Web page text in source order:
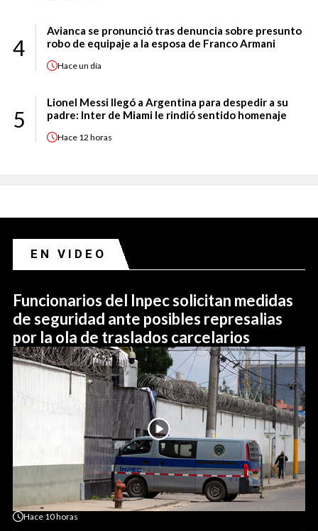
4
Avianca se pronunció tras denuncia sobre presunto
robo de equipaje a la esposa de Franco Armani
Haceun día
5
Lionel Messi llegó a Argentina para despedir a su
padre: Inter de Miami le rindió sentido homenaje
Hace 12 horas
EN VIDEO
Funcionarios del Inpec solicitan medidas
de seguridad ante posibles represalias
por la ola de traslados carcelarios
Hace 10 horas